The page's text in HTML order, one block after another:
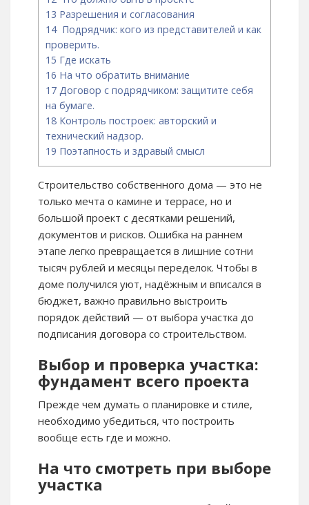
13 Разрешения и согласования
14Подрядчик: кого из представителей и как
проверить.
15 Где искать
16 На что обратить внимание
17 Договор с подрядчиком: защитите себя
на бумаге.
18 Контроль построек: авторский и
технический надзор.
19 Поэтапность и здравый смысл
Строительство собственного дома — это не
только мечта о камине и террасе, но и
большой проект с десятками решений,
документов и рисков. Ошибка на раннем
этапе легко превращается в лишние сотни
тысяч рублей и месяцы переделок. Чтобы в
доме получился уют, надёжным и вписался в
бюджет, важно правильно выстроить
порядок действий — от выбора участка до
подписания договора со строительством.
Выбор и проверка участка:
фундамент всего проекта
Прежде чем думать о планировке и стиле,
необходимо убедиться, что построить
вообще есть где и можно.
На что смотреть при выборе
участка